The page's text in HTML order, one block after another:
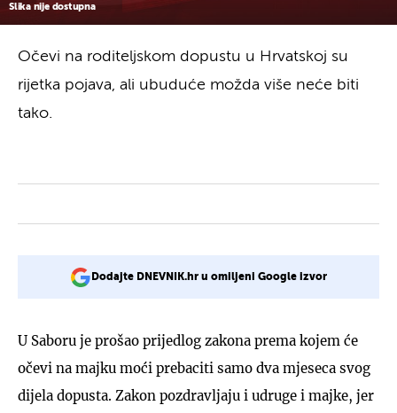
Slika nije dostupna
Očevi na roditeljskom dopustu u Hrvatskoj su
rijetka pojava, ali ubuduće možda više neće biti
tako.
Dodajte DNEVNIK.hr u omiljeni Google izvor
U Saboru je prošao prijedlog zakona prema kojem će
očevi na majku moći prebaciti samo dva mjeseca svog
dijela dopusta. Zakon pozdravljaju i udruge i majke, jer